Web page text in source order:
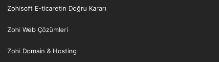
Zohisoft E-ticaretin Doğru Kararı
Zohi Web Çözümleri
Zohi Domain & Hosting